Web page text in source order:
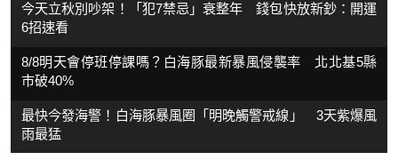
今天立秋別吵架！「犯7禁忌」衰整年 錢包快放新鈔：開運
6招速看
8/8明天會停班停課嗎？白海豚最新暴風侵襲率 北北基5縣
市破40%
最快今發海警！白海豚暴風圈「明晚觸警戒線」 3天紫爆風
雨最猛